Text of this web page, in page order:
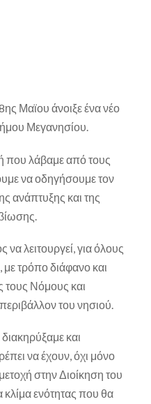
Μαϊου άνοιξε ένα νέο
Μεγανησίου.
που λάβαμε από τους
να οδηγήσουμε τον
ανάπτυξης και της
λειτουργεί, για όλους
με τρόπο διάφανο και
τους Νόμους και
του νησιού.
και
να έχουν, όχι μόνο
στην Διοίκηση του
ενότητας που θα